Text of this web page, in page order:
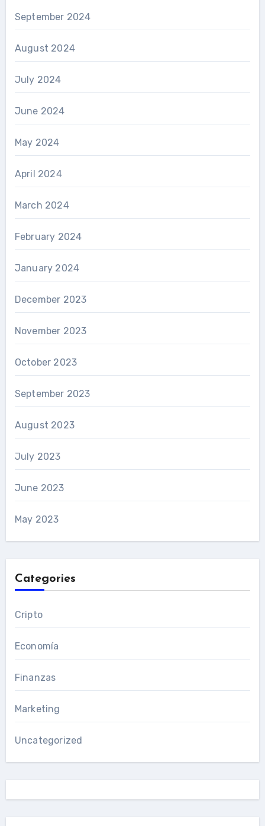
September 2024
August 2024
July 2024
June 2024
May 2024
April 2024
March 2024
February 2024
January 2024
December 2023
November 2023
October 2023
September 2023
August 2023
July 2023
June 2023
May 2023
Categories
Cripto
Economía
Finanzas
Marketing
Uncategorized